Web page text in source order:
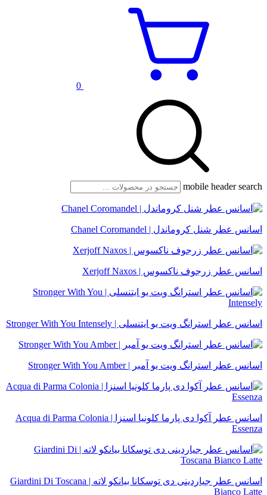
0
mobile header search
اسانس عطر شنل کروماندل | Chanel Coromandel
اسانس عطر زرجوف ناکسوس | Xerjoff Naxos
اسانس عطر استرانگ ویت یو ایتنسلی | Stronger With You Intensely
اسانس عطر استرانگ ویت یو آمبر | Stronger With You Amber
اسانس عطر آکوا دی پارما کلونیا اسنزا | Acqua di Parma Colonia
Essenza
اسانس عطر جیاردینی دی توسکانا بیانکو لاته | Giardini Di Toscana
Bianco Latte